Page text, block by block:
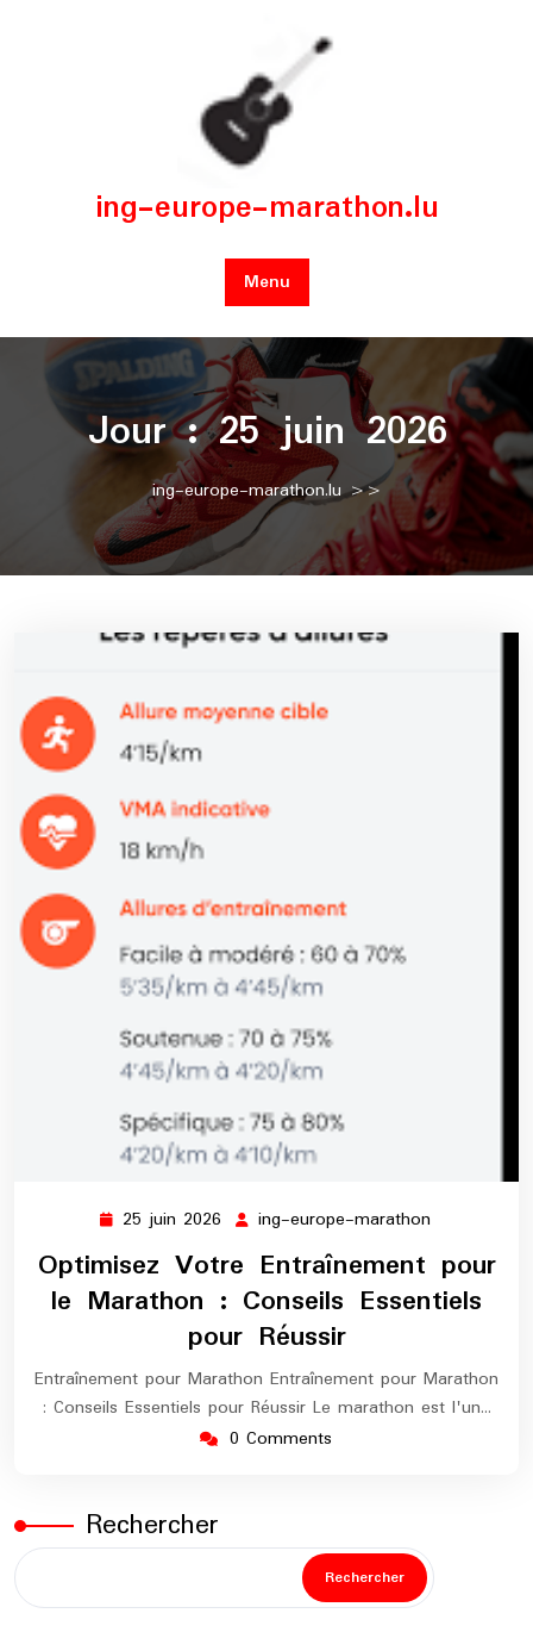
ing-europe-marathon.lu
Menu
Jour :25 juin 2026
ing-europe-marathon.lu>>
25 juin 2026 25
2026
ing-europe-marathon
marathon
Optimisez Votre Entraînement pour
le Marathon : Conseils Essentiels
pour Réussir
Entraînement pour Marathon Entraînement pour Marathon
: Conseils Essentiels pour Réussir Le marathon est l'un…
0 Comments
Rechercher
Rechercher